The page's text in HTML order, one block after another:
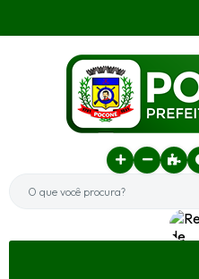
O que você procura?